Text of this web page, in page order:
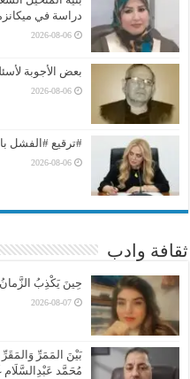
دراسة في
2026-08-06
بعض الأجوبة
2026-08-06
#ترقيع #الفشل
2026-08-06
ثقافة وادب
حِينَ يَكْذِبُ
2026-08-07
بَيْنَ المَمَرِّ
مُحَمَّد عَبْدِالسَّلَام